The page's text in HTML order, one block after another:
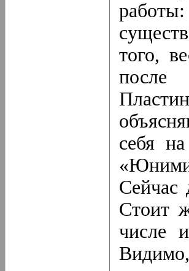
того,
после
себя
Сейчас
Стоит
числе